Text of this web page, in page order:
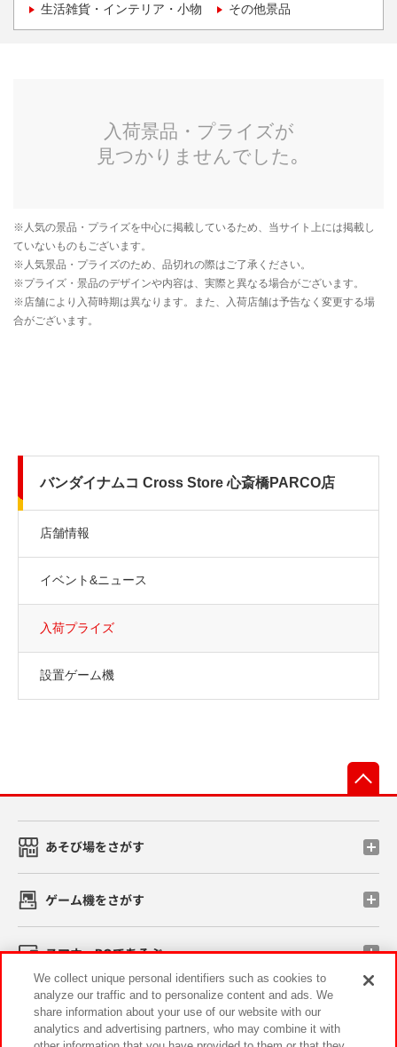
生活雑貨・インテリア・小物 その他景品
バンダイナムコ Cross Store 心斎橋PARCO店
店舗情報
イベント&ニュース
入荷プライズ
設置ゲーム機
あそび場をさがす
ゲーム機をさがす
スマホ・PCであそぶ
イベント・キャンペーン
We collect unique personal identifiers such as cookies to
analyze our traffic and to personalize content and ads. We
share information about your use of our website with our
analytics and advertising partners, who may combine it with